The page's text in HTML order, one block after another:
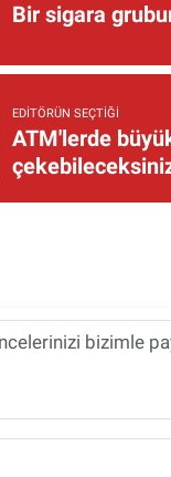
Bir sigara
EDITÖRÜN SEÇTIĞI
ATM'lerde